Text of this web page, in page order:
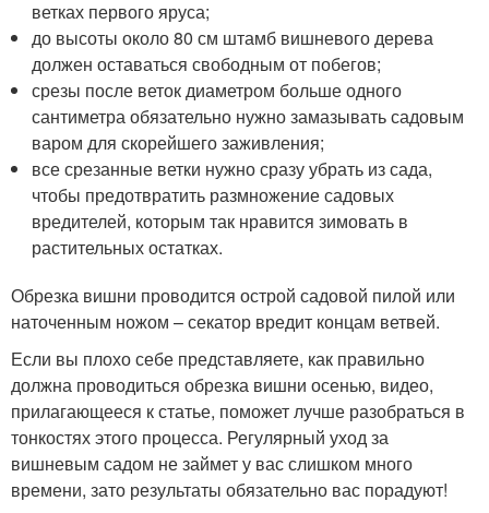
ветках первого яруса;
до высоты около 80 см штамб вишневого дерева
должен оставаться свободным от побегов;
срезы после веток диаметром больше одного
сантиметра обязательно нужно замазывать садовым
варом для скорейшего заживления;
все срезанные ветки нужно сразу убрать из сада,
чтобы предотвратить размножение садовых
вредителей, которым так нравится зимовать в
растительных остатках.
Обрезка вишни проводится острой садовой пилой или
наточенным ножом – секатор вредит концам ветвей.
Если вы плохо себе представляете, как правильно
должна проводиться обрезка вишни осенью, видео,
прилагающееся к статье, поможет лучше разобраться в
тонкостях этого процесса. Регулярный уход за
вишневым садом не займет у вас слишком много
времени, зато результаты обязательно вас порадуют!